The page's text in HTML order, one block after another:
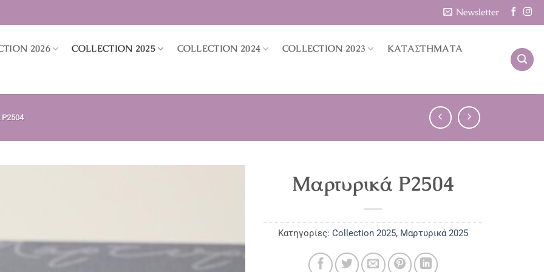
Newsletter
2026 COLLECTION 2025 COLLECTION 2024 COLLECTION 2023
ΚΑΤΑΣΤΗΜΑΤΑ
Μαρτυρικά P2504
Κατηγορίες: Collection 2025, Μαρτυρικά 2025